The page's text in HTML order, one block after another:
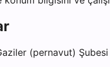
(pernavut)